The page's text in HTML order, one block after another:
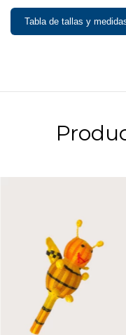
Tabla de tallas y